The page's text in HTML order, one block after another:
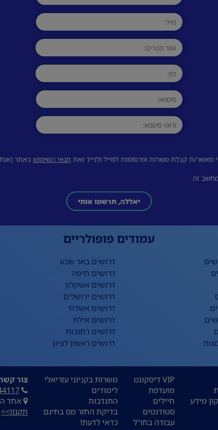
מאשר/ת קבלת משרות ופרסומות למייל ולנייד ואת תנאי השימוש באתר
זה
יאללה, תרשמו אותי
עמודים פופולריים
דרושים באר שבע
דרושים חיפה
דרושים אשקלון
דרושים ירושלים
דרושים אשדוד
דרושים אילת
דרושים רחובות
דרושים ראשון לציון
מידע
VIP דיסקונט
מועדפת
חיילים
סטודנטים
עבודה בחו"ל
משרות בקניוני עזריאלי
לימודים
התנדבות
בדיקת החזר מס בחינם
כדאי לדעת!
צור
אחד העם 9,
תקנון>>